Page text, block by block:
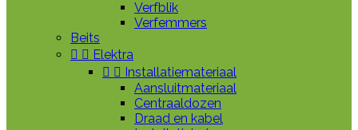
Verfblik
Verfemmers
Beits
  Elektra
  Installatiemateriaal
Aansluitmateriaal
Centraaldozen
Draad en kabel